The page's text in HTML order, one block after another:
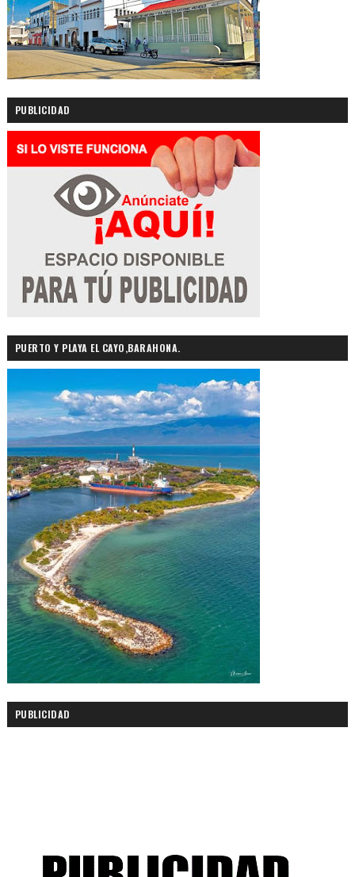
PUBLICIDAD
PUERTO Y PLAYA EL CAYO,BARAHONA.
PUBLICIDAD